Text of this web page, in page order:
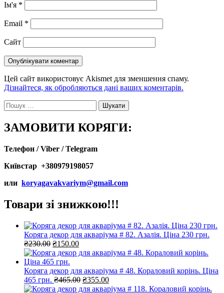
Ім'я *
Email *
Сайт
Цей сайт використовує Akismet для зменшення спаму.
Дізнайтеся, як обробляються дані ваших коментарів.
Пошук:
ЗАМОВИТИ КОРЯГИ:
Телефон / Viber / Telegram
Київстар +380979198057
или koryagavakvariym@gmail.com
Товари зі знижкою!!!
Коряга декор для акваріума # 82. Азалія. Ціна 230 грн.
₴230.00 Оригінальна
ціна:
₴230.00.
₴150.00Поточна
ціна:
Коряга декор для акваріума # 48. Кораловий корінь. Ціна
465 грн. ₴465.00 Оригінальна
ціна:
₴355.00Поточна
ціна: